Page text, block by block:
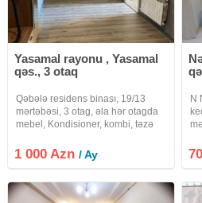
Yasamal rayonu , Yasamal
qəs., 3 otaq
Qəbələ residens binası, 19/13
mərtəbəsi, 3 otag, əla hər otagda
mebel, Kondisioner, kombi, təzə
qaz daimi, 24/7 oxrana və
muşahidə kameraları.Əla həyəti
1 000 Azn/ Ay
N